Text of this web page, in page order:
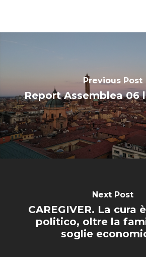
Previous Post
Report Assemblea 06
Next Post
CAREGIVER. La cura
politico, oltre la
soglie